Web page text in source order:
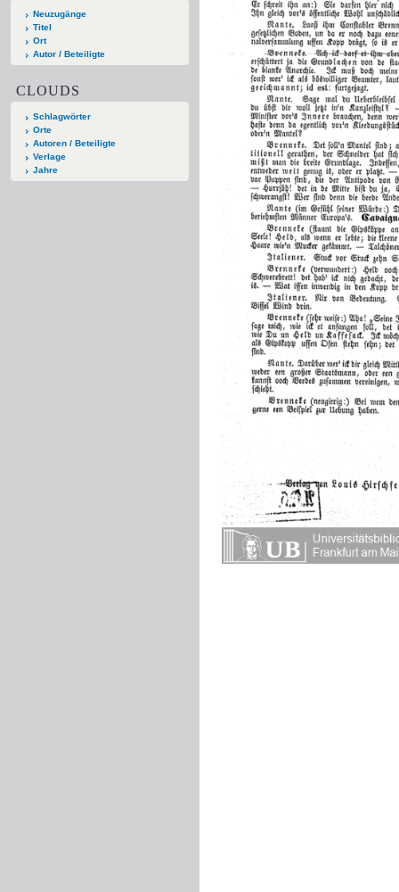
Neuzugänge
Titel
Ort
Autor / Beteiligte
CLOUDS
Schlagwörter
Orte
Autoren / Beteiligte
Verlage
Jahre